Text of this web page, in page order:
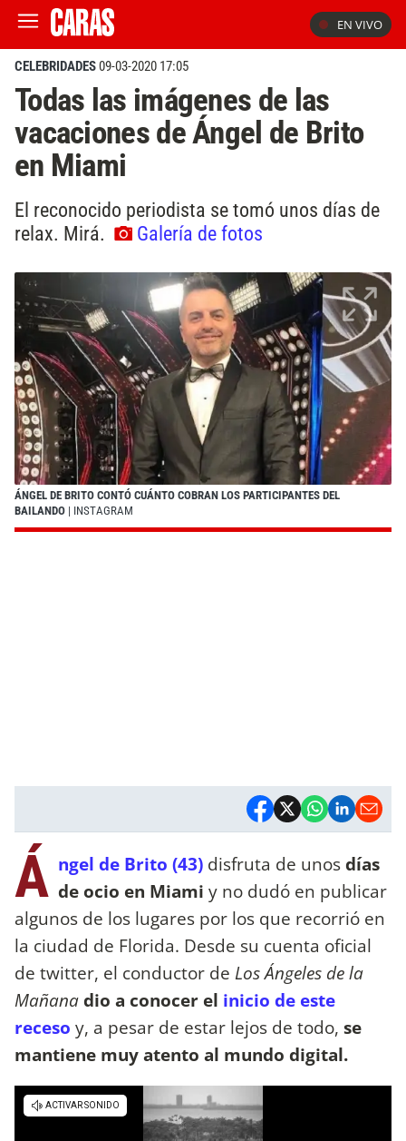
EN VIVO
CELEBRIDADES09-03-2020 17:05
Todas las imágenes de las
vacaciones de Ángel de Brito
en Miami
El reconocido periodista se tomó unos días de
relax. Mirá.
Galería de fotos
ÁNGEL DE BRITO CONTÓ CUÁNTO COBRAN LOS PARTICIPANTES DEL
BAILANDO | INSTAGRAM
Á ngel de Brito (43) disfruta de unosdías
de ocio en Miami y no dudó en publicar
algunos de los lugares por los que recorrió en
la ciudad de Florida. Desde su cuenta oficial
de twitter, el conductor de Los Ángeles de la
Mañanadio a conocer el inicio de este
receso y, a pesar de estar lejos de todo, se
mantiene muy atento al mundo digital.